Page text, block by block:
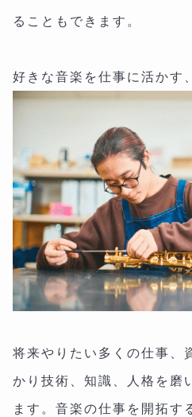
ることもできます。
好きな音楽を仕事に活かす
将来やりたい多くの仕事、
かり技術、知識、人格を磨
ます。音楽の仕事を開拓す